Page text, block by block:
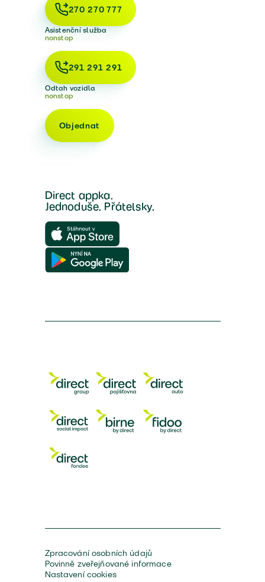
270 270 777
Asistenční služba
nonstop
291 291 291
Odtah vozidla
nonstop
Objednat
Direct appka.
Jednoduše. Přátelsky.
Zpracování osobních údajů
Povinně zveřejňované informace
Nastavení cookies